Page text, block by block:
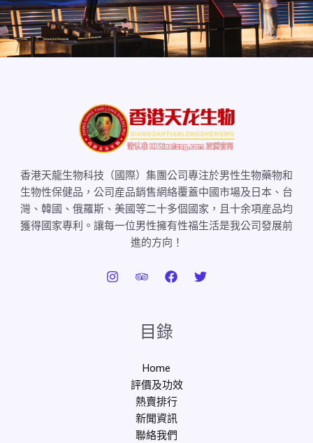
香港天龍生物科技（國際）集團公司專注於男性生物藥物和
生物性保健品，公司産品銷售網絡覆蓋中國市場及日本、台
灣、韓國、俄羅斯、美國等二十多個國家，且十余項産品均
獲得國家專利。讓每一位男性擁有性福生活是我公司發展前
進的方向！
目錄
Home
評價及功效
熱賣排行
新聞資訊
聯絡我們